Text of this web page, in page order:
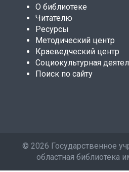
О библиотеке
Читателю
Ресурсы
Методический центр
Краеведческий центр
Социокультурная
Поиск по сайту
© 2026 Государственное
областная библиотека